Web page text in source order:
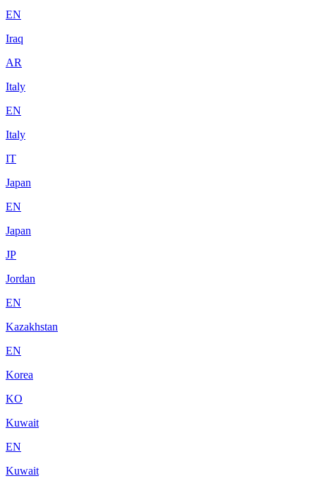
EN
Iraq
AR
Italy
EN
Italy
IT
Japan
EN
Japan
JP
Jordan
EN
Kazakhstan
EN
Korea
KO
Kuwait
EN
Kuwait